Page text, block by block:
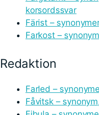
korsordssvar
Färist –
Farkost –
Redaktion
Farled –
Fåvitsk –